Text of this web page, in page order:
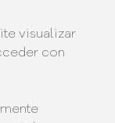
visualizar
con